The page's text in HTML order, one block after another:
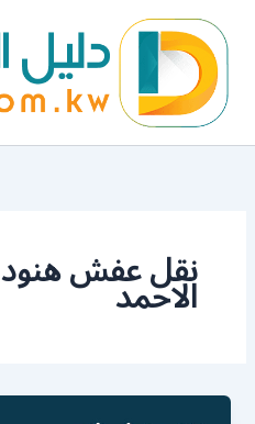
المحتوى
نقل عفش هنود
الاحمد